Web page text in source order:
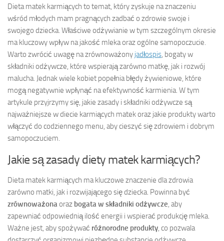
Dieta matek karmiących to temat, który zyskuje na znaczeniu
wśród młodych mam pragnących zadbać o zdrowie swoje i
swojego dziecka. Właściwe odżywianie w tym szczególnym okresie
ma kluczowy wpływ na jakość mleka oraz ogólne samopoczucie.
Warto zwrócić uwagę na zrównoważony jadłospis, bogaty w
składniki odżywcze, które wspierają zarówno matkę, jak i rozwój
malucha. Jednak wiele kobiet popełnia błędy żywieniowe, które
mogą negatywnie wpłynąć na efektywność karmienia. W tym
artykule przyjrzymy się, jakie zasady i składniki odżywcze są
najważniejsze w diecie karmiących matek oraz jakie produkty warto
włączyć do codziennego menu, aby cieszyć się zdrowiem i dobrym
samopoczuciem.
Jakie są zasady diety matek karmiących?
Dieta matek karmiących ma kluczowe znaczenie dla zdrowia
zarówno matki, jak i rozwijającego się dziecka. Powinna być
zrównoważonaoraz bogata w składniki odżywcze, aby
zapewniać odpowiednią ilość energii i wspierać produkcję mleka.
Ważne jest, aby spożywać różnorodne produkty, co pozwala